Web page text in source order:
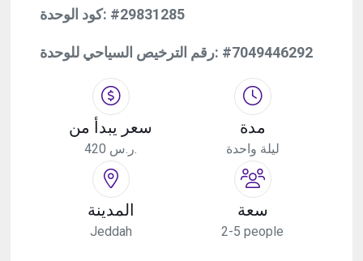
كود الوحدة: #29831285
رقم الترخيص السياحي للوحدة: #7049446292
سعر يبدأ من
420 ر.س.
مدة
ليلة واحدة
المدينة
Jeddah
سعة
2-5 people